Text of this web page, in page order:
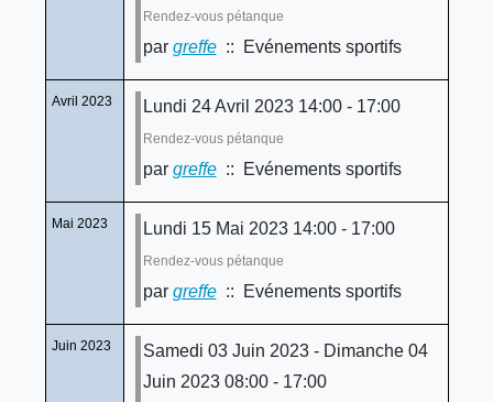
Rendez-vous pétanque
par greffe:: Evénements sportifs
Avril 2023 Lundi 24 Avril 2023 14:00 - 17:00
Rendez-vous pétanque
par greffe:: Evénements sportifs
Mai 2023 Lundi 15 Mai 2023 14:00 - 17:00
Rendez-vous pétanque
par greffe:: Evénements sportifs
Juin 2023
Samedi 03 Juin 2023 - Dimanche 04
Juin 2023 08:00 - 17:00